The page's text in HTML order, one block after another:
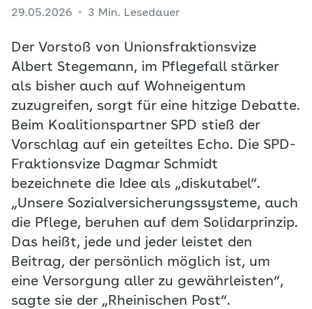
29.05.2026 3 Min. Lesedauer
Der Vorstoß von Unionsfraktionsvize
Albert Stegemann, im Pflegefall stärker
als bisher auch auf Wohneigentum
zuzugreifen, sorgt für eine hitzige Debatte.
Beim Koalitionspartner SPD stieß der
Vorschlag auf ein geteiltes Echo. Die SPD-
Fraktionsvize Dagmar Schmidt
bezeichnete die Idee als „diskutabel“.
„Unsere Sozialversicherungssysteme, auch
die Pflege, beruhen auf dem Solidarprinzip.
Das heißt, jede und jeder leistet den
Beitrag, der persönlich möglich ist, um
eine Versorgung aller zu gewährleisten“,
sagte sie der „Rheinischen Post“.